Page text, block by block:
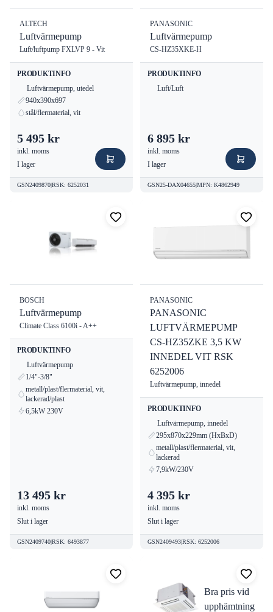
ALTECH
Luftvärmepump
Luft/luftpump FXLVP 9 - Vit
PRODUKTINFO
Luftvärmepump, utedel
940x390x697
stål/flermaterial, vit
5 495 kr
inkl. moms
I lager
GSN2409870|RSK: 6252031
PANASONIC
Luftvärmepump
CS-HZ35XKE-H
PRODUKTINFO
Luft/Luft
6 895 kr
inkl. moms
I lager
GSN25-DAX04655|MPN: K4862949
BOSCH
Luftvärmepump
Climate Class 6100i - A++
PRODUKTINFO
Luftvärmepump
1/4"-3/8"
metall/plast/flermaterial, vit,
lackerad/plast
6,5kW 230V
13 495 kr
inkl. moms
Slut i lager
GSN2409740|RSK: 6493877
PANASONIC
PANASONIC
LUFTVÄRMEPUMP
CS-HZ35ZKE 3,5 KW
INNEDEL VIT RSK
6252006
Luftvärmepump, innedel
PRODUKTINFO
Luftvärmepump, innedel
295x870x229mm (HxBxD)
metall/plast/flermaterial, vit,
lackerad
7,9kW/230V
4 395 kr
inkl. moms
Slut i lager
GSN2409493|RSK: 6252006
Bra pris vid
upphämtning